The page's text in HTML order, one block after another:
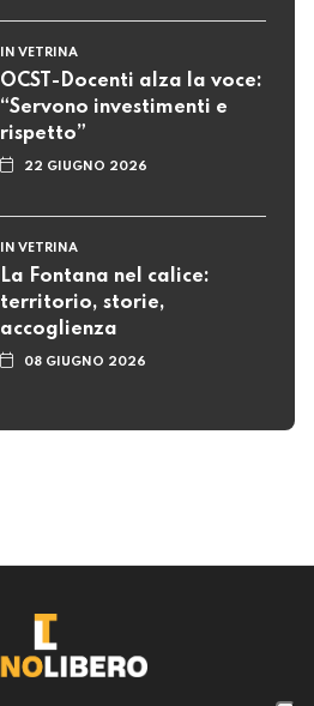
IN VETRINA
OCST-Docenti alza la voce:
“Servono investimenti e
rispetto”
22 GIUGNO 2026
IN VETRINA
La Fontana nel calice:
territorio, storie,
accoglienza
08 GIUGNO 2026